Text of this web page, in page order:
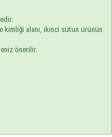
kimliği alanı, ikinci sütun ürünün
önerilir.